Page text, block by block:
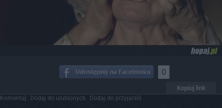
0
Kopiuj link
Komentuj Dodaj do ulubionych Dodaj do przyjaciół